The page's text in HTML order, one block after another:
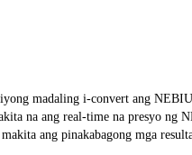
madaling i-convert ang
na ang real-time na presyo ng
ang pinakabagong mga